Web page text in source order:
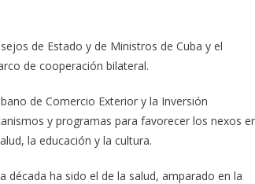
de Estado y de Ministros de Cuba y el
de cooperación bilateral.
de Comercio Exterior y la Inversión
y programas para favorecer los nexos
la educación y la cultura.
ha sido el de la salud, amparado en la